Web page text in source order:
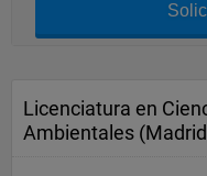
Licenciatura en
Ambientales